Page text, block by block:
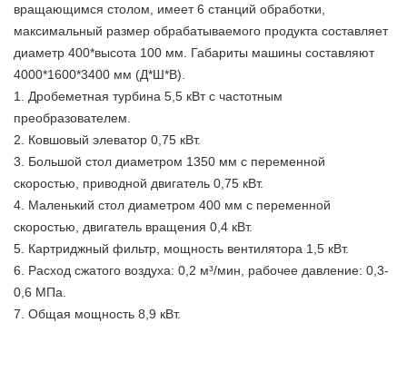
вращающимся столом, имеет 6 станций обработки,
максимальный размер обрабатываемого продукта составляет
диаметр 400*высота 100 мм. Габариты машины составляют
4000*1600*3400 мм (Д*Ш*В).
1. Дробеметная турбина 5,5 кВт с частотным
преобразователем.
2. Ковшовый элеватор 0,75 кВт.
3. Большой стол диаметром 1350 мм с переменной
скоростью, приводной двигатель 0,75 кВт.
4. Маленький стол диаметром 400 мм с переменной
скоростью, двигатель вращения 0,4 кВт.
5. Картриджный фильтр, мощность вентилятора 1,5 кВт.
6. Расход сжатого воздуха: 0,2 м³/мин, рабочее давление: 0,3-
0,6 МПа.
7. Общая мощность 8,9 кВт.